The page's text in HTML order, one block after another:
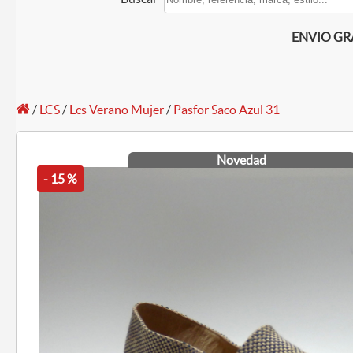
ENVIO
/ LCS/ Lcs Verano Mujer/ Pasfor Saco Azul 31
Novedad
- 15 %